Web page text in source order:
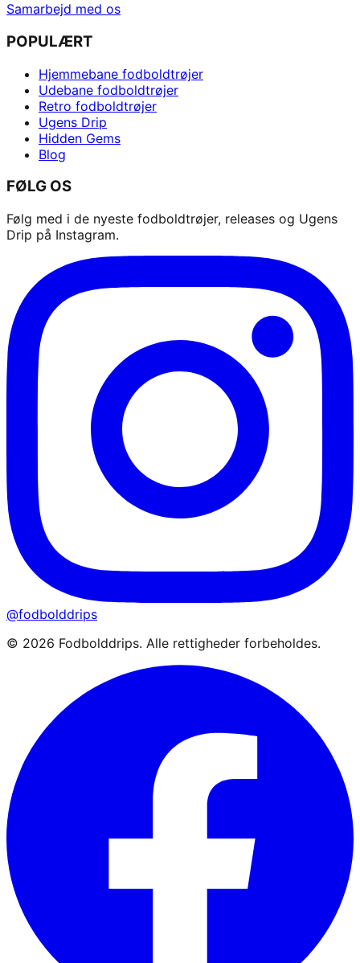
Samarbejd med os
POPULÆRT
Hjemmebane fodboldtrøjer
Udebane fodboldtrøjer
Retro fodboldtrøjer
Ugens Drip
Hidden Gems
Blog
FØLG OS
Følg med i de nyeste fodboldtrøjer, releases og Ugens
Drip på Instagram.
@fodbolddrips
© 2026 Fodbolddrips. Alle rettigheder forbeholdes.